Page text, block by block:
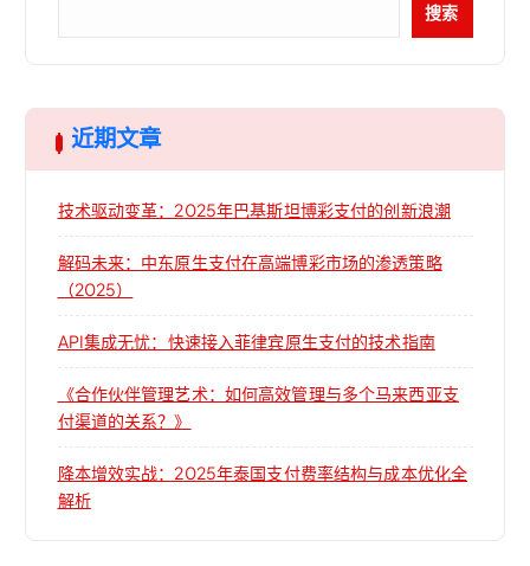
搜索
近期文章
技术驱动变革：2025年巴基斯坦博彩支付的创新浪潮
解码未来：中东原生支付在高端博彩市场的渗透策略
（2025）
API集成无忧：快速接入菲律宾原生支付的技术指南
《合作伙伴管理艺术：如何高效管理与多个马来西亚支
付渠道的关系？》
降本增效实战：2025年泰国支付费率结构与成本优化全
解析